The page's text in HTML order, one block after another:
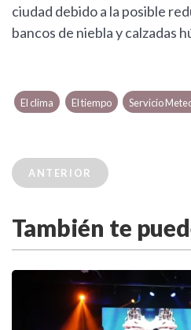
ciudad debido a la posible
bancos de niebla y calzadas
El clima El tiempo Servicio
ANTERIOR
También te